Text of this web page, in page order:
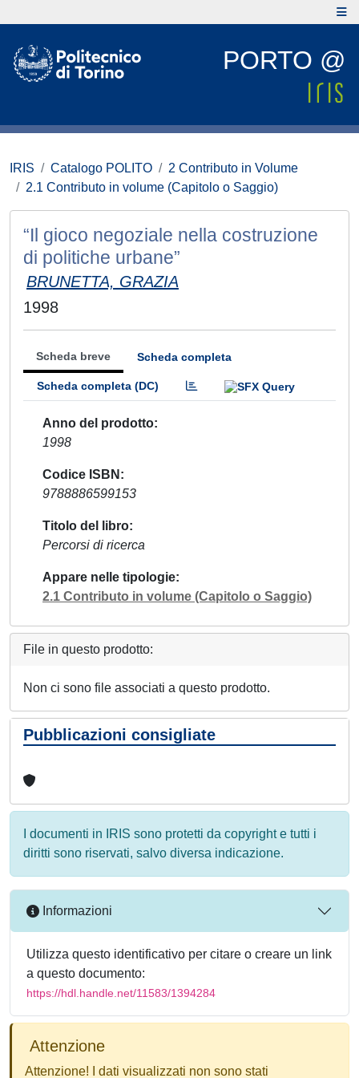
PORTO @
IRIS Catalogo POLITO
2 Contributo in Volume
2.1 Contributo in volume (Capitolo o Saggio)
“Il gioco negoziale nella costruzione
di politiche urbane”
BRUNETTA, GRAZIA
1998
Scheda breve Scheda completa
Scheda completa (DC)
Anno del prodotto
1998
Codice ISBN
9788886599153
Titolo del libro
Percorsi di ricerca
Appare nelle tipologie
2.1 Contributo in volume (Capitolo o Saggio)
File in questo prodotto:
Non ci sono file associati a questo prodotto.
Pubblicazioni consigliate
I documenti in IRIS sono protetti da copyright e tutti i
diritti sono riservati, salvo diversa indicazione.
Informazioni
Utilizza questo identificativo per citare o creare un link
a questo documento:
https://hdl.handle.net/11583/1394284
Attenzione
Attenzione! I dati visualizzati non sono stati